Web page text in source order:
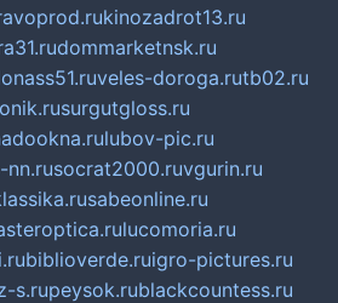
kinozadrot13.ru
dommarketnsk.ru
veles-doroga.rutb02.ru
surgutgloss.ru
lubov-pic.ru
nn.rusocrat2000.ruvgurin.ru
sabeonline.ru
lucomoria.ru
biblioverde.ruigro-pictures.ru
s.rupeysok.rublackcountess.ru